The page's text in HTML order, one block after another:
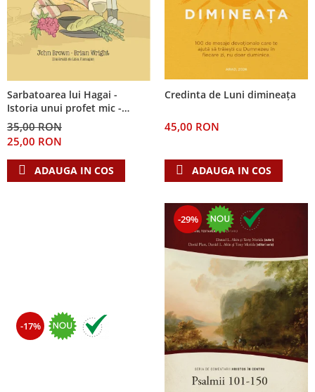
Sarbatoarea lui Hagai -
Istoria unui profet mic -
Seria: Cei 12 cutezatori
35,00 RON
25,00 RON
ADAUGA IN COS
Credinta de Luni dimineața
45,00 RON
ADAUGA IN COS
-17%
-29%